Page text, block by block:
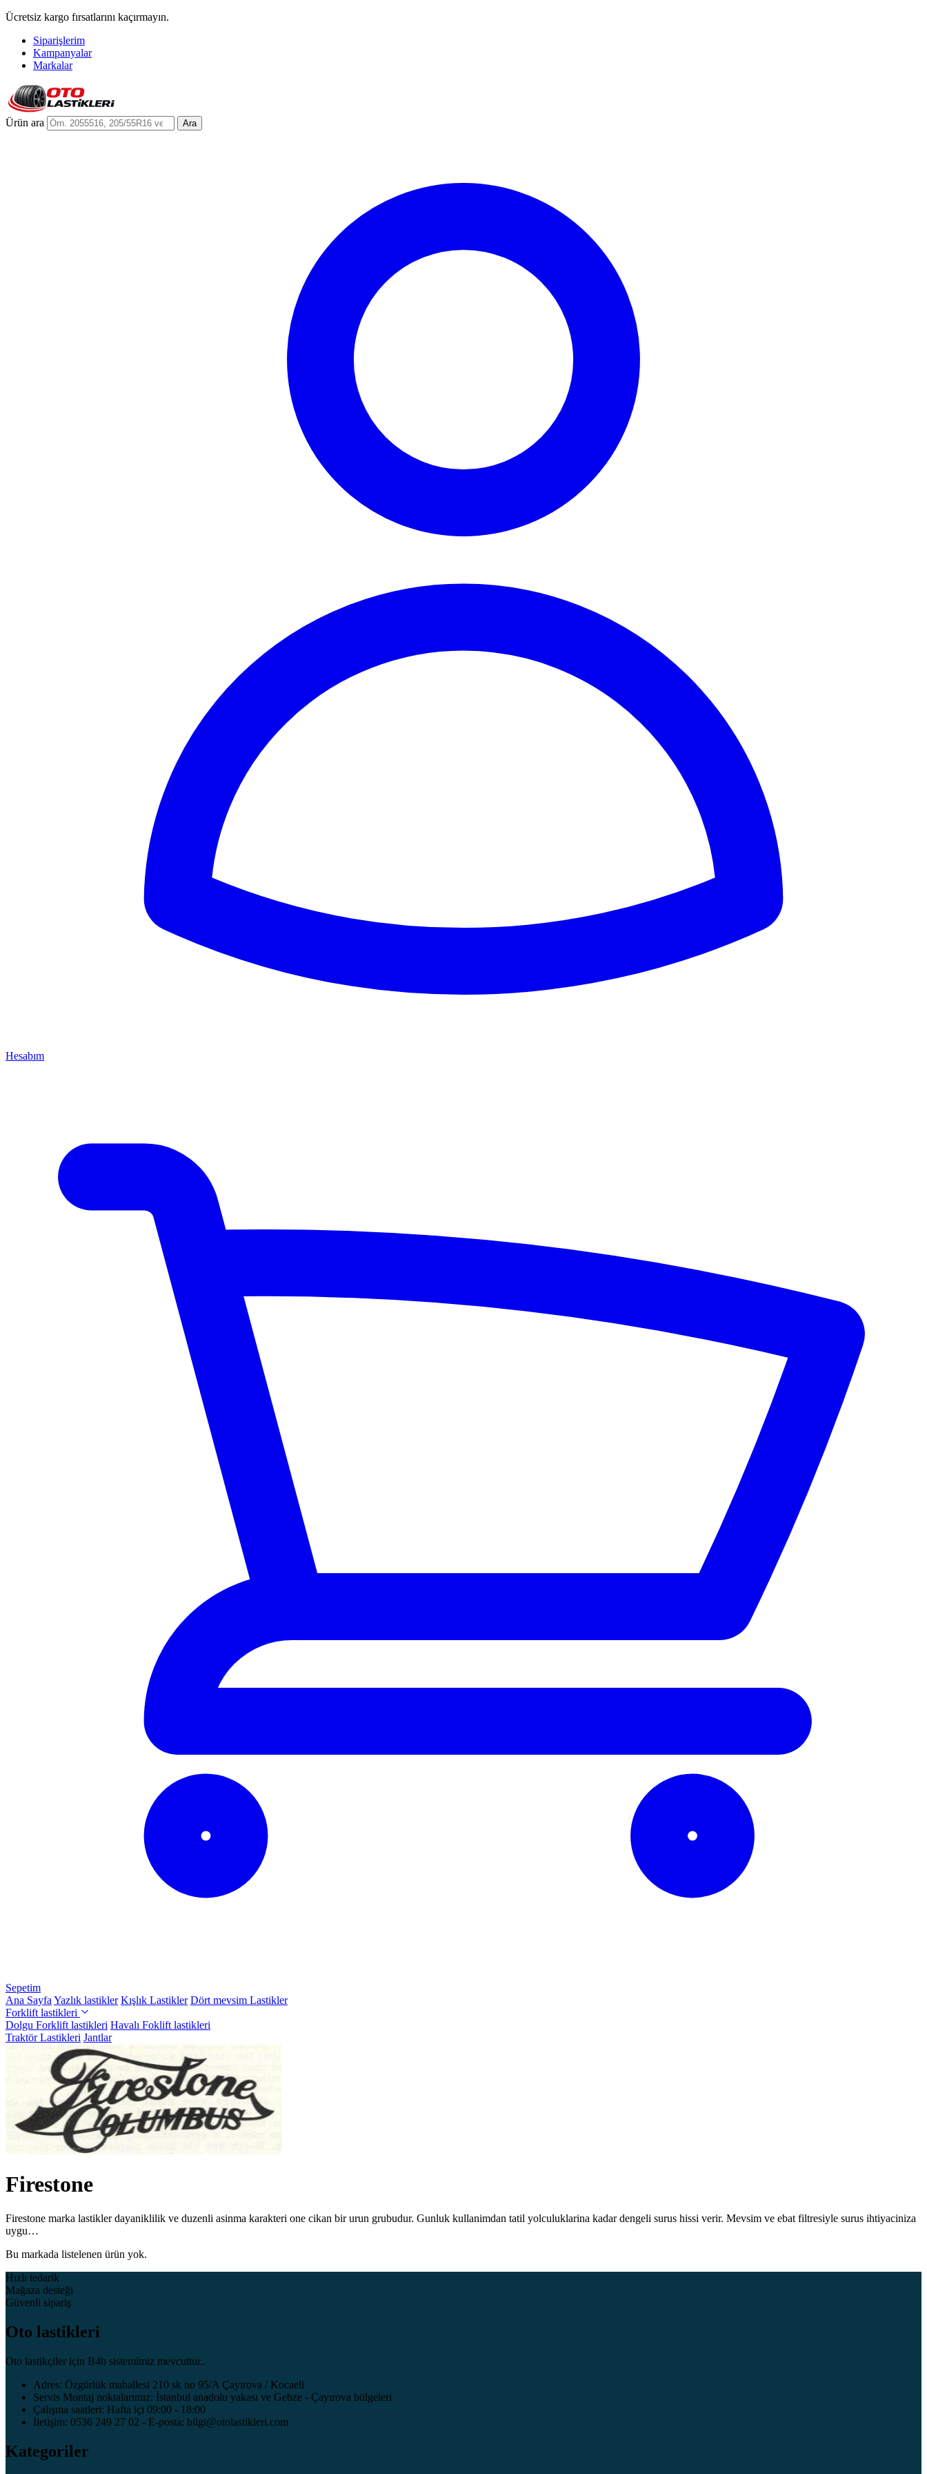
Ücretsiz kargo fırsatlarını kaçırmayın.
Siparişlerim
Kampanyalar
Markalar
Ürün ara Ara
Hesabım
Sepetim
Ana Sayfa Yazlık lastikler Kışlık Lastikler Dört mevsim Lastikler
Forklift lastikleri
Dolgu Forklift lastikleri Havalı Foklift lastikleri
Traktör Lastikleri Jantlar
Firestone
Firestone marka lastikler dayaniklilik ve duzenli asinma karakteri one cikan bir urun grubudur. Gunluk kullanimdan tatil yolculuklarina kadar dengeli surus hissi verir. Mevsim ve ebat filtresiyle surus ihtiyaciniza
uygu…
Bu markada listelenen ürün yok.
Hızlı tedarik
Mağaza desteği
Güvenli sipariş
Oto lastikleri
Oto lastikçiler için B4b sistemimiz mevcuttur..
Adres: Özgürlük mahallesi 210 sk no 95/A Çayırova / Kocaeli
Servis Montaj noktalarımız: İstanbul anadolu yakası ve Gebze - Çayırova bölgeleri
Çalışma saatleri: Hafta içi 09:00 - 18:00
İletişim: 0536 249 27 02 - E-posta: bilgi@otolastikleri.com
Kategoriler